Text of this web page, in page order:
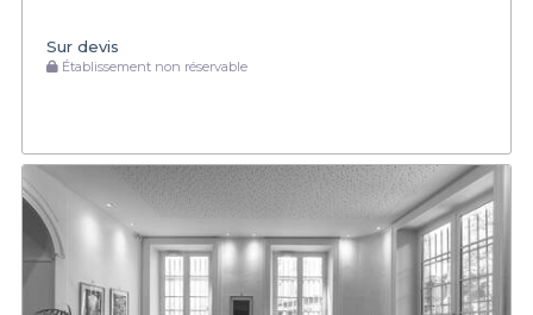
Sur devis
Établissement non réservable